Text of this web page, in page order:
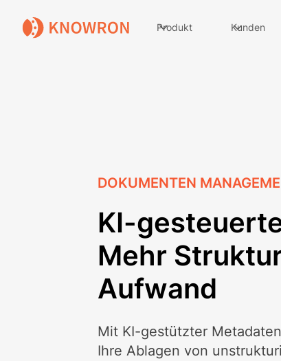
Produkt Kunden
DOKUMENTEN
KI-
Mehr
Aufwand
Mit KI-gestützter
Ihre Ablagen von